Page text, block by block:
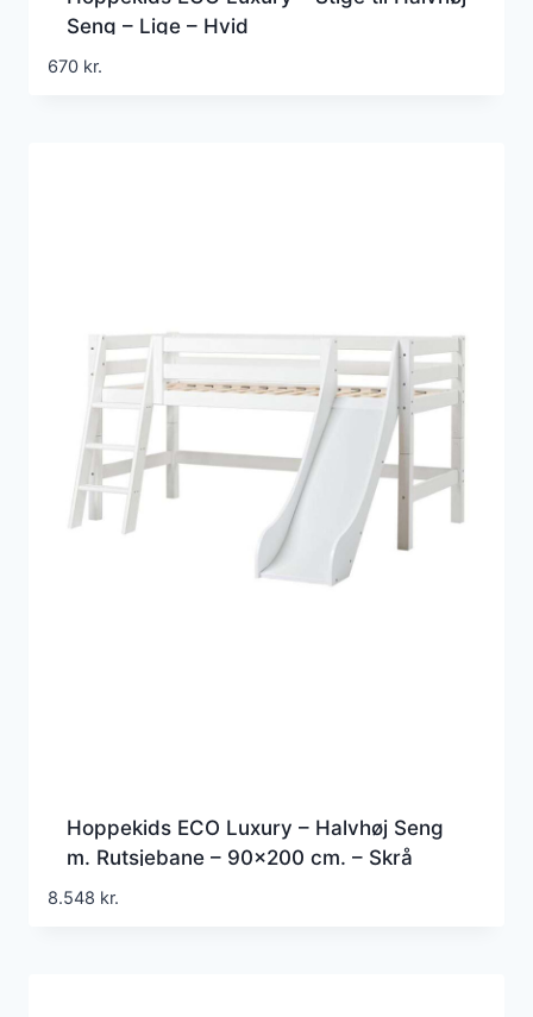
Seng – Lige – Hvid
670 kr.
Hoppekids ECO Luxury – Halvhøj Seng
m. Rutsjebane – 90×200 cm. – Skrå
Stige – Fleksibel Indlægsbund – Hvid
8.548 kr.